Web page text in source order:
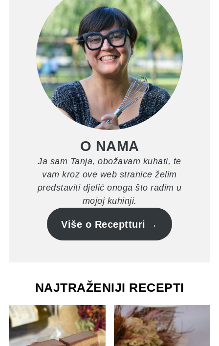
O NAMA
Ja sam Tanja, obožavam kuhati, te
vam kroz ove web stranice želim
predstaviti djelić onoga što radim u
mojoj kuhinji.
Više o Receptturi
NAJTRAŽENIJI RECEPTI